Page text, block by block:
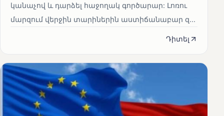
կանաչով և դարձել հաջողակ գործարար: Լոռու
մարզում վերջին տարիներին աստիճանաբար զ...
Դիտել